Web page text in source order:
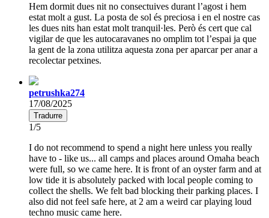
Hem dormit dues nit no consectuives durant l’agost i hem
estat molt a gust. La posta de sol és preciosa i en el nostre cas
les dues nits han estat molt tranquil·les. Però és cert que cal
vigilar de que les autocaravanes no omplim tot l’espai ja que
la gent de la zona utilitza aquesta zona per aparcar per anar a
recolectar petxines.
petrushka274
17/08/2025
Tradurre
1/5
I do not recommend to spend a night here unless you really
have to - like us... all camps and places around Omaha beach
were full, so we came here. It is front of an oyster farm and at
low tide it is absolutely packed with local people coming to
collect the shells. We felt bad blocking their parking places. I
also did not feel safe here, at 2 am a weird car playing loud
techno music came here.